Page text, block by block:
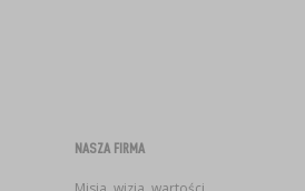
NASZA FIRMA